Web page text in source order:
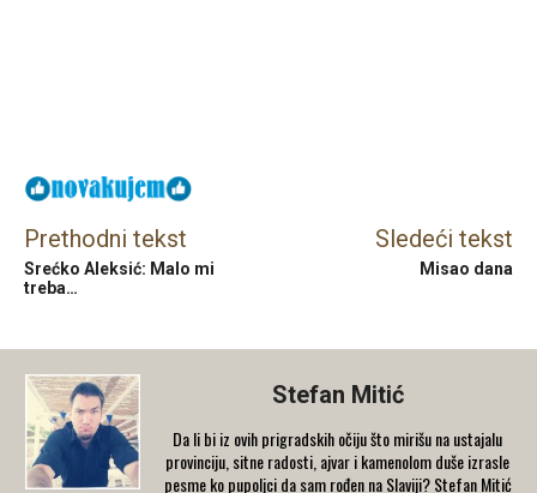
Prethodni tekst
Srećko Aleksić: Malo mi
treba…
Sledeći tekst
Misao dana
Stefan Mitić
Da li bi iz ovih prigradskih očiju što mirišu na ustajalu
provinciju, sitne radosti, ajvar i kamenolom duše izrasle
pesme ko pupoljci da sam rođen na Slaviji? Stefan Mitić